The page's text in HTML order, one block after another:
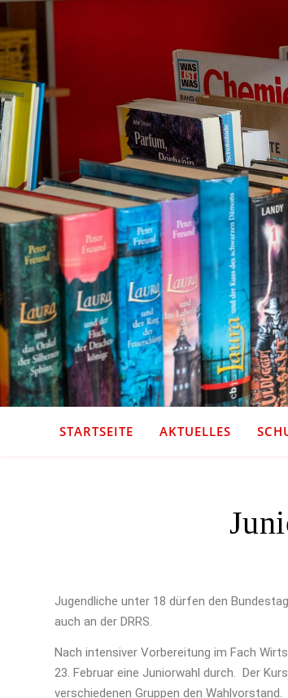
STARTSEITE AKTUELLES
Jugendliche unter 18 dürfen den
auch an der DRRS.
Nach intensiver Vorbereitung im Fach
23. Februar eine Juniorwahl durch. Der
verschiedenen Gruppen den Wahlvorstand.